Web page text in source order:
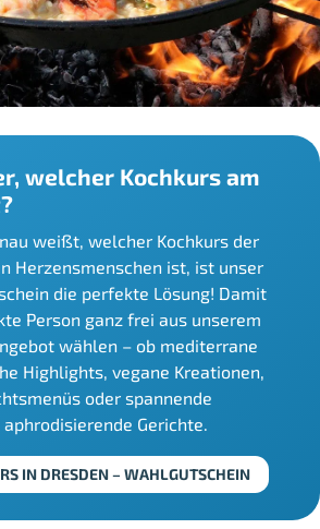
welcher Kochkurs am
weißt, welcher Kochkurs der
Herzensmenschen ist, ist unser
die perfekte Lösung! Damit
Person ganz frei aus unserem
wählen – ob mediterrane
Highlights, vegane Kreationen,
oder spannende
Gerichte.
IN DRESDEN – WAHLGUTSCHEIN